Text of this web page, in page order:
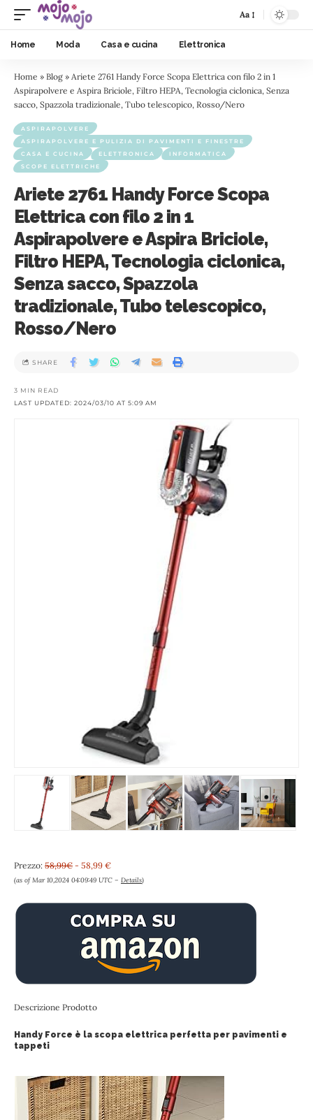
Aa
Home Moda Casa e cucina Elettronica
Home » Blog » Ariete 2761 Handy Force Scopa Elettrica con filo 2 in 1
Aspirapolvere e Aspira Briciole, Filtro HEPA, Tecnologia ciclonica, Senza
sacco, Spazzola tradizionale, Tubo telescopico, Rosso/Nero
ASPIRAPOLVERE
ASPIRAPOLVERE E PULIZIA DI PAVIMENTI E FINESTRE
CASA E CUCINA
ELETTRONICA
INFORMATICA
SCOPE ELETTRICHE
Ariete 2761 Handy Force Scopa
Elettrica con filo 2 in 1
Aspirapolvere e Aspira Briciole,
Filtro HEPA, Tecnologia ciclonica,
Senza sacco, Spazzola
tradizionale, Tubo telescopico,
Rosso/Nero
LAST UPDATED: 2024/03/10 AT 5:09 AM
3 MIN READ
SHARE
Prezzo: 58,99€ - 58,99 €
(as of Mar 10,2024 04:09:49 UTC – Details)
Descrizione Prodotto
Handy Force è la scopa elettrica perfetta per pavimenti e
tappeti